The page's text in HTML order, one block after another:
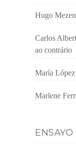
Hugo
Carlos
ao contrário
María
Marlene
ENSAYO